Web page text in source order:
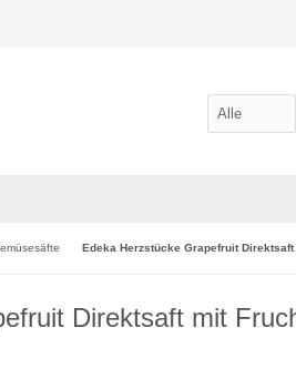
Edeka Herzstücke Grapefruit
Direktsaft mit